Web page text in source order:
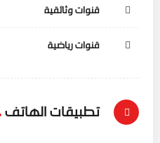
قنوات وثائقية
قنوات رياضية
تطبيقات الهاتف